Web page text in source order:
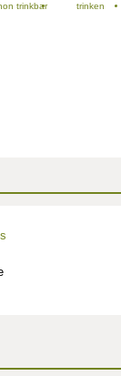
trinkbar trinken